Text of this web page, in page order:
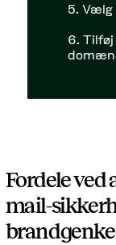
5. Vælg
6. Tilføj
Fordele ved
mail-